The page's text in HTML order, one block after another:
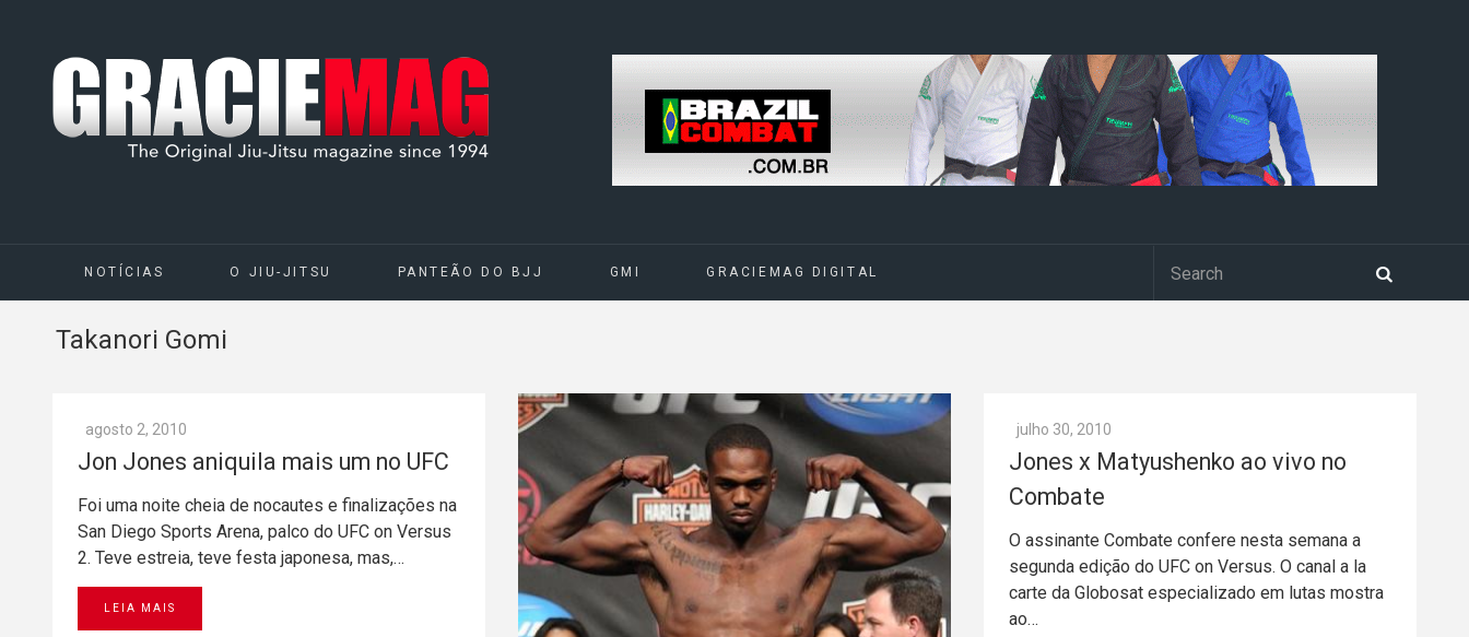
NOTÍCIAS O JIU-JITSU PANTEÃO DO BJJ GMI GRACIEMAG DIGITAL
Takanori Gomi
agosto 2, 2010
Jon Jones aniquila mais um no UFC
Foi uma noite cheia de nocautes e finalizações na
San Diego Sports Arena, palco do UFC on Versus
2. Teve estreia, teve festa japonesa, mas,…
LEIA MAIS
julho 30, 2010
Jones x Matyushenko ao vivo no
Combate
O assinante Combate confere nesta semana a
segunda edição do UFC on Versus. O canal a la
carte da Globosat especializado em lutas mostra
ao…